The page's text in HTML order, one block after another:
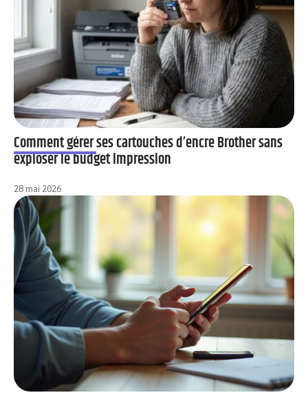
Comment gérer ses cartouches d’encre Brother sans
exploser le budget impression
28 mai 2026